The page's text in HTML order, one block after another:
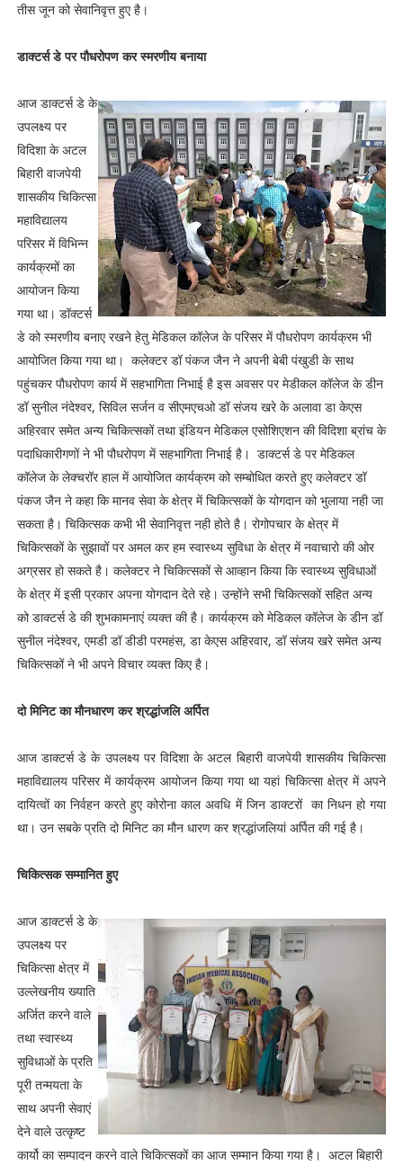
तीस जून को सेवानिवृत्त हुए है।
डाक्टर्स डे पर पौधरोपण कर स्मरणीय बनाया
आज डाक्टर्स डे के
उपलक्ष्य पर
विदिशा के अटल
बिहारी वाजपेयी
शासकीय चिकित्सा
महाविद्यालय
परिसर में विभिन्न
कार्यक्रमों का
आयोजन किया
गया था। डॉक्टर्स
डे को स्मरणीय बनाए रखने हेतु मेडिकल कॉलेज के परिसर में पौधरोपण कार्यक्रम भी
आयोजित किया गया था। कलेक्टर डॉ पंकज जैन ने अपनी बेबी पंखुडी के साथ
पहुंचकर पौधरोपण कार्य में सहभागिता निभाई है इस अवसर पर मेडीकल कॉलेज के डीन
डॉ सुनील नंदेश्वर, सिविल सर्जन व सीएमएचओ डॉ संजय खरे के अलावा डा केएस
अहिरवार समेत अन्य चिकित्सकों तथा इंडियन मेडिकल एसोशिएशन की विदिशा ब्रांच के
पदाधिकारीगणों ने भी पौधरोपण में सहभागिता निभाई है। डाक्टर्स डे पर मेडिकल
कॉलेज के लेक्चरॉर हाल में आयोजित कार्यक्रम को सम्बोधित करते हुए कलेक्टर डॉ
पंकज जैन ने कहा कि मानव सेवा के क्षेत्र में चिकित्सकों के योगदान को भुलाया नही जा
सकता है। चिकित्सक कभी भी सेवानिवृत्त नही होते है। रोगोपचार के क्षेत्र में
चिकित्सकों के सुझावों पर अमल कर हम स्वास्थ्य सुविधा के क्षेत्र में नवाचारो की ओर
अग्रसर हो सकते है। कलेक्टर ने चिकित्सकों से आव्हान किया कि स्वास्थ्य सुविधाओं
के क्षेत्र में इसी प्रकार अपना योगदान देते रहे। उन्होंने सभी चिकित्सकों सहित अन्य
को डाक्टर्स डे की शुभकामनाएं व्यक्त की है। कार्यक्रम को मेडिकल कॉलेज के डीन डॉ
सुनील नंदेश्वर, एमडी डॉ डीडी परमहंस, डा केएस अहिरवार, डॉ संजय खरे समेत अन्य
चिकित्सकों ने भी अपने विचार व्यक्त किए है।
दो मिनिट का मौनधारण कर श्रद्धांजलि अर्पित
आज डाक्टर्स डे के उपलक्ष्य पर विदिशा के अटल बिहारी वाजपेयी शासकीय चिकित्सा
महाविद्यालय परिसर में कार्यक्रम आयोजन किया गया था यहां चिकित्सा क्षेत्र में अपने
दायित्वों का निर्वहन करते हुए कोरोना काल अवधि में जिन डाक्टरों का निधन हो गया
था। उन सबके प्रति दो मिनिट का मौन धारण कर श्रद्धांजलियां अर्पित की गई है।
चिकित्सक सम्मानित हुए
आज डाक्टर्स डे के
उपलक्ष्य पर
चिकित्सा क्षेत्र में
उल्लेखनीय ख्याति
अर्जित करने वाले
तथा स्वास्थ्य
सुविधाओं के प्रति
पूरी तन्मयता के
साथ अपनी सेवाएं
देने वाले उत्कृष्ट
कार्यो का सम्पादन करने वाले चिकित्सकों का आज सम्मान किया गया है। अटल बिहारी